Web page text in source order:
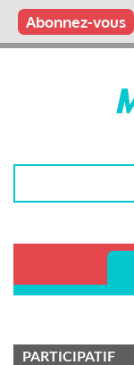
Aller
contenu
Main
Qui sommes nous ?
Vous publiez
Nous publions
Contactez-nous
Abonnez-vous
PARTICIPATIF